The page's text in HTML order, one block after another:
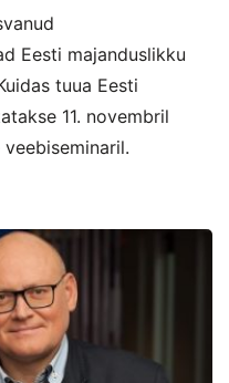
Eesti majanduslikku
tuua Eesti
11. novembril